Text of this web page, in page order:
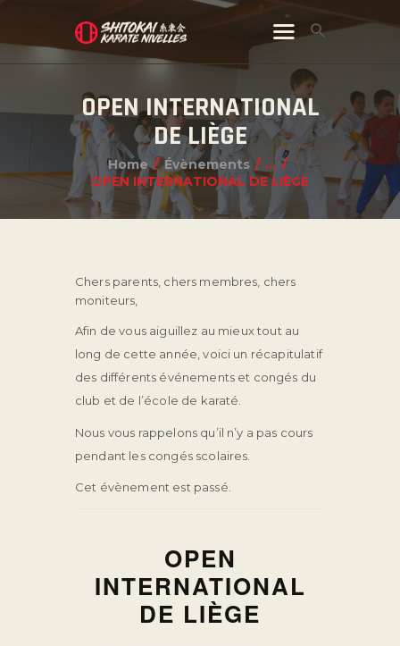
OPEN INTERNATIONAL
DE LIÈGE
Home Évènements
...
OPEN INTERNATIONAL DE LIÈGE
Chers parents, chers membres, chers
moniteurs,
Afin de vous aiguillez au mieux tout au
long de cette année, voici un récapitulatif
des différents événements et congés du
club et de l’école de karaté.
Nous vous rappelons qu’il n’y a pas cours
pendant les congés scolaires.
Cet évènement est passé.
OPEN
INTERNATIONAL
DE LIÈGE